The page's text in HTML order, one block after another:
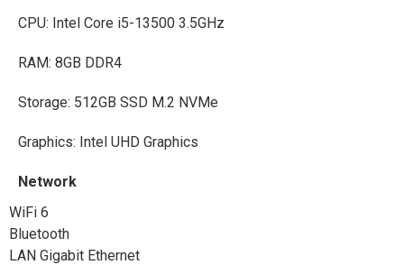
CPU: Intel Core i5-13500 3.5GHz
RAM: 8GB DDR4
Storage: 512GB SSD M.2 NVMe
Graphics: Intel UHD Graphics
Network
WiFi 6
Bluetooth
LAN Gigabit Ethernet